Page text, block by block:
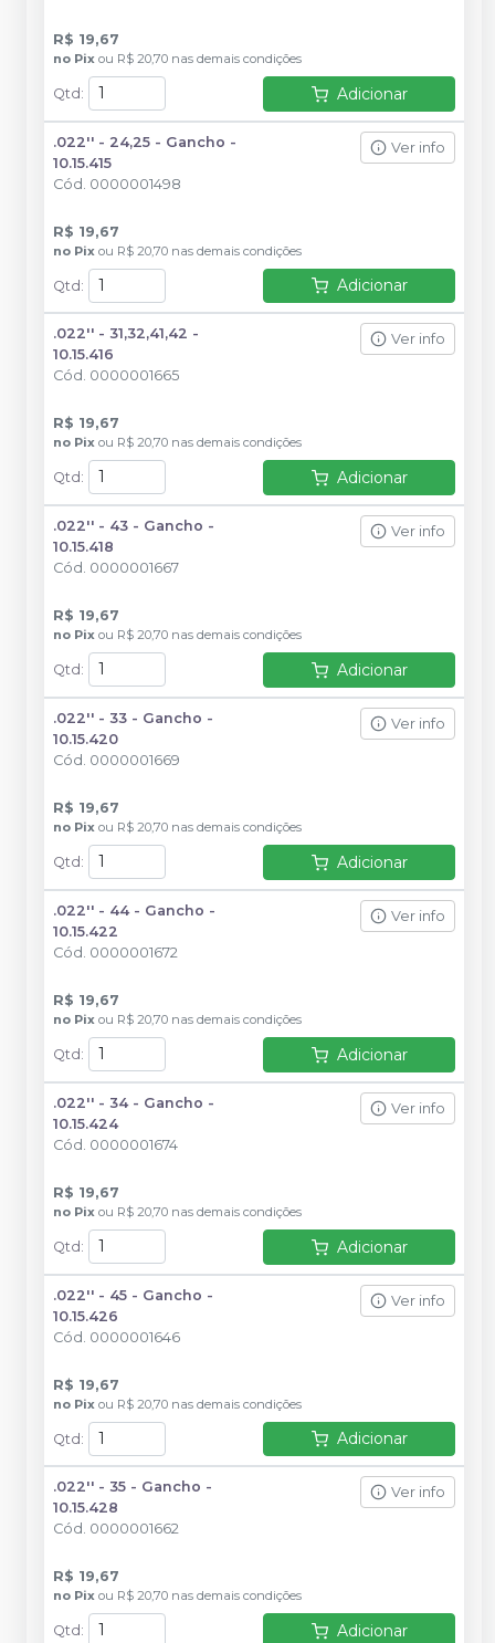
R$ 19,67
no Pix ou R$ 20,70 nas demais condições
Qtd : Adicionar
.022'' - 24,25 - Gancho -
10.15.415
Cód. 0000001498
Ver info
R$ 19,67
no Pix ou R$ 20,70 nas demais condições
Qtd: Adicionar
.022'' - 31,32,41,42 -
10.15.416
Cód. 0000001665
Ver info
R$ 19,67
no Pix ou R$ 20,70 nas demais condições
Qtd : Adicionar
.022'' - 43 - Gancho -
10.15.418
Cód. 0000001667
Ver info
R$ 19,67
no Pix ou R$ 20,70 nas demais condições
Qtd : Adicionar
.022'' - 33 - Gancho -
10.15.420
Cód. 0000001669
Ver info
R$ 19,67
no Pix ou R$ 20,70 nas demais condições
Qtd : Adicionar
.022'' - 44 - Gancho -
10.15.422
Cód. 0000001672
Ver info
R$ 19,67
no Pix ou R$ 20,70 nas demais condições
Qtd : Adicionar
.022'' - 34 - Gancho -
10.15.424
Cód. 0000001674
Ver info
R$ 19,67
no Pix ou R$ 20,70 nas demais condições
Qtd : Adicionar
.022'' - 45 - Gancho -
10.15.426
Cód. 0000001646
Ver info
R$ 19,67
no Pix ou R$ 20,70 nas demais condições
Qtd: Adicionar
.022'' - 35 - Gancho -
10.15.428
Cód. 0000001662
Ver info
R$ 19,67
no Pix ou R$ 20,70 nas demais condições
Qtd : Adicionar